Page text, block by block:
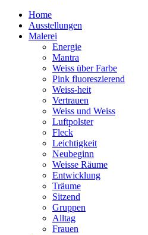
Home
Ausstellungen
Malerei
Energie
Mantra
Weiss über Farbe
Pink fluoreszierend
Weiss-heit
Vertrauen
Weiss und Weiss
Luftpolster
Fleck
Leichtigkeit
Neubeginn
Weisse Räume
Entwicklung
Träume
Sitzend
Gruppen
Alltag
Frauen